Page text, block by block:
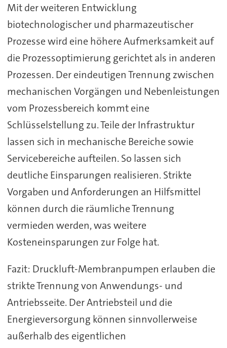
Mit der weiteren Entwicklung
biotechnologischer und pharmazeutischer
Prozesse wird eine höhere Aufmerksamkeit auf
die Prozessoptimierung gerichtet als in anderen
Prozessen. Der eindeutigen Trennung zwischen
mechanischen Vorgängen und Nebenleistungen
vom Prozessbereich kommt eine
Schlüsselstellung zu. Teile der Infrastruktur
lassen sich in mechanische Bereiche sowie
Servicebereiche aufteilen. So lassen sich
deutliche Einsparungen realisieren. Strikte
Vorgaben und Anforderungen an Hilfsmittel
können durch die räumliche Trennung
vermieden werden, was weitere
Kosteneinsparungen zur Folge hat.
Fazit: Druckluft-Membranpumpen erlauben die
strikte Trennung von Anwendungs- und
Antriebsseite. Der Antriebsteil und die
Energieversorgung können sinnvollerweise
außerhalb des eigentlichen